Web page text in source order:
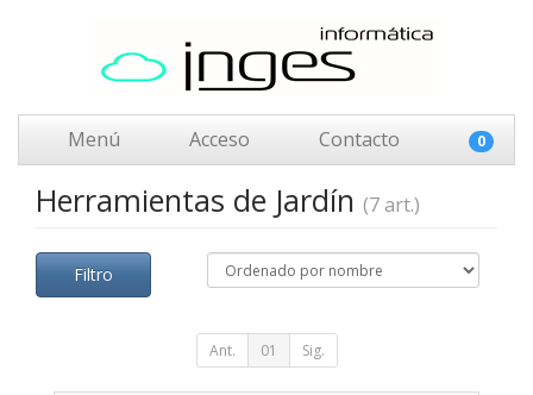
Menú Acceso Contacto 0
Herramientas de Jardín (7 art.)
Filtro
Ant. 01 Sig.